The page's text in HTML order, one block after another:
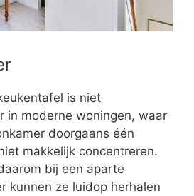
is niet
in moderne woningen, waar
doorgaans één
makkelijk concentreren.
bij een aparte
kunnen ze luidop herhalen